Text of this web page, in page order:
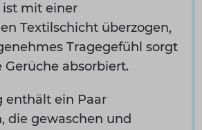
ist mit einer
Textilschicht überzogen,
Tragegefühl sorgt
Gerüche absorbiert.
enthält ein Paar
die gewaschen und